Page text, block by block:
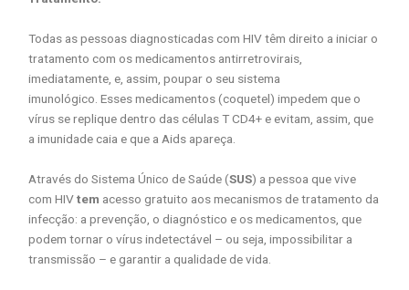
Todas as pessoas diagnosticadas com HIV têm direito a iniciar o
tratamento com os medicamentos antirretrovirais,
imediatamente, e, assim, poupar o seu sistema
imunológico. Esses medicamentos (coquetel) impedem que o
vírus se replique dentro das células T CD4+ e evitam, assim, que
a imunidade caia e que a Aids apareça.
Através do Sistema Único de Saúde (SUS) a pessoa que vive
com HIVtem acesso gratuito aos mecanismos de tratamento da
infecção: a prevenção, o diagnóstico e os medicamentos, que
podem tornar o vírus indetectável – ou seja, impossibilitar a
transmissão – e garantir a qualidade de vida.